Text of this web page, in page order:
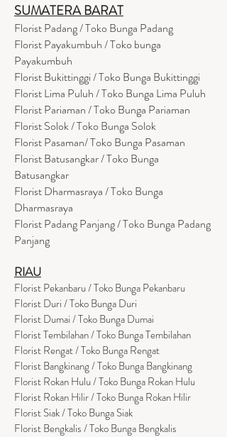
SUMATERA BARAT
Florist Padang / Toko Bunga Padang
Florist Payakumbuh / Toko bunga
Payakumbuh
Florist Bukittinggi / Toko Bunga Bukittinggi
Florist Lima Puluh / Toko Bunga Lima Puluh
Florist Pariaman / Toko Bunga Pariaman
Florist Solok / Toko Bunga Solok
Florist Pasaman/ Toko Bunga Pasaman
Florist Batusangkar / Toko Bunga
Batusangkar
Florist Dharmasraya / Toko Bunga
Dharmasraya
Florist Padang Panjang / Toko Bunga Padang
Panjang
RIAU
Florist Pekanbaru / Toko Bunga Pekanbaru
Florist Duri / Toko Bunga Duri
Florist Dumai / Toko Bunga Dumai
Florist Tembilahan / Toko Bunga Tembilahan
Florist Rengat / Toko Bunga Rengat
Florist Bangkinang / Toko Bunga Bangkinang
Florist Rokan Hulu / Toko Bunga Rokan Hulu
Florist Rokan Hilir / Toko Bunga Rokan Hilir
Florist Siak / Toko Bunga Siak
Florist Bengkalis / Toko Bunga Bengkalis